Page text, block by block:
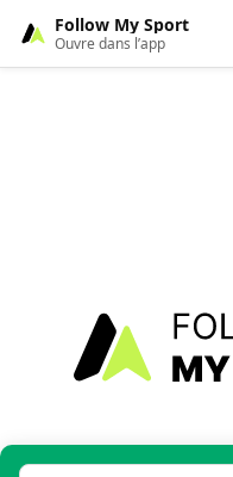
Follow My Sport
Ouvre dans l’app